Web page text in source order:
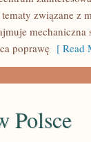
związane z
poprawę [ Read
Polsce